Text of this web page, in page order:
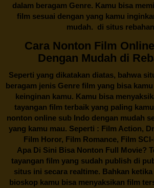
dalam beragam Genre. Kamu bisa
film sesuai dengan yang kamu
mudah. di situs
Cara Nonton Film
Dengan Mudah di
Seperti yang dikatakan diatas, bahwa
beragam jenis Genre film yang bisa
keinginan kamu. Kamu bisa
tayangan film terbaik yang paling
nonton online sub Indo dengan mudah
yang kamu mau. Seperti : Film Action,
Film Horor, Film Romance, Film
Apa Di Sini Bisa Nonton Full Movie?
tayangan film yang sudah publish di
situs ini secara realtime. Bahkan
bioskop kamu bisa menyaksikan film